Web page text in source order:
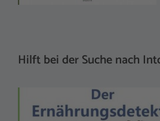
Hilft bei der Suche nach